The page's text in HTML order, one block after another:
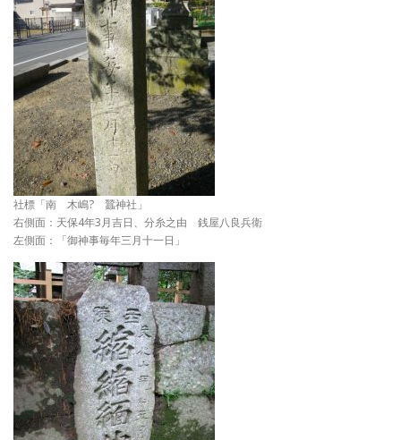
社標「南 木嶋? 蠶神社」
右側面：天保4年3月吉日、分糸之由 銭屋八良兵衛
左側面：「御神事毎年三月十一日」